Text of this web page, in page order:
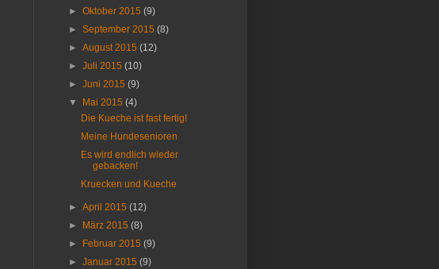
►Oktober 2015(9)
►September 2015(8)
►August 2015(12)
►Juli 2015(10)
►Juni 2015(9)
▼
Mai 2015(4)
Die Kueche ist fast fertig!
Meine Hundesenioren
Es wird endlich wieder
gebacken!
Kruecken und Kueche
►April 2015(12)
►
März 2015(8)
►
Februar 2015(9)
►Januar 2015(9)